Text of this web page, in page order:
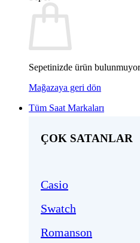
Sepetinizde ürün
Mağazaya geri dön
Tüm Saat Markaları
ÇOK SATANLAR
Casio
Swatch
Romanson